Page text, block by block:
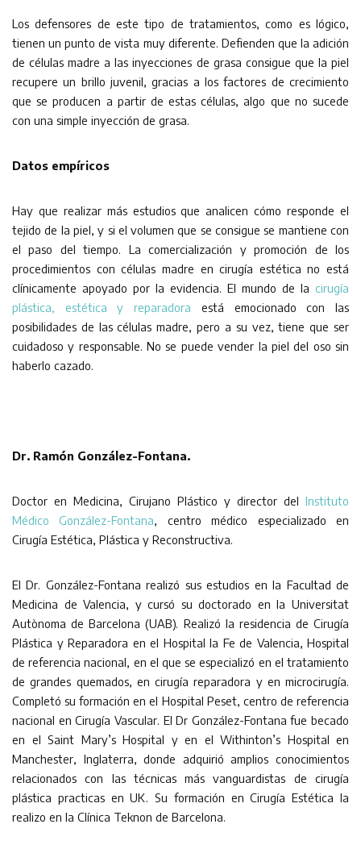
Los defensores de este tipo de tratamientos, como es lógico,
tienen un punto de vista muy diferente. Defienden que la adición
de células madre a las inyecciones de grasa consigue que la piel
recupere un brillo juvenil, gracias a los factores de crecimiento
que se producen a partir de estas células, algo que no sucede
con una simple inyección de grasa.
Datos empíricos
Hay que realizar más estudios que analicen cómo responde el
tejido de la piel, y si el volumen que se consigue se mantiene con
el paso del tiempo. La comercialización y promoción de los
procedimientos con células madre en cirugía estética no está
clínicamente apoyado por la evidencia. El mundo de la cirugía
plástica, estética y reparadora está emocionado con las
posibilidades de las células madre, pero a su vez, tiene que ser
cuidadoso y responsable. No se puede vender la piel del oso sin
haberlo cazado.
Dr. Ramón González-Fontana.
Doctor en Medicina, Cirujano Plástico y director del Instituto
Médico González-Fontana, centro médico especializado en
Cirugía Estética, Plástica y Reconstructiva.
El Dr. González-Fontana realizó sus estudios en la Facultad de
Medicina de Valencia, y cursó su doctorado en la Universitat
Autònoma de Barcelona (UAB). Realizó la residencia de Cirugía
Plástica y Reparadora en el Hospital la Fe de Valencia, Hospital
de referencia nacional, en el que se especializó en el tratamiento
de grandes quemados, en cirugía reparadora y en microcirugía.
Completó su formación en el Hospital Peset, centro de referencia
nacional en Cirugía Vascular. El Dr González-Fontana fue becado
en el Saint Mary’s Hospital y en el Withinton’s Hospital en
Manchester, Inglaterra, donde adquirió amplios conocimientos
relacionados con las técnicas más vanguardistas de cirugía
plástica practicas en UK. Su formación en Cirugía Estética la
realizo en la Clínica Teknon de Barcelona.